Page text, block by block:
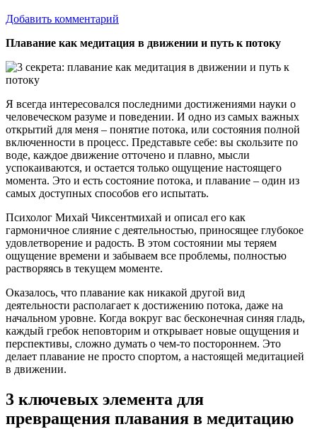
Добавить комментарий
Плавание как медитация в движении и путь к потоку
Я всегда интересовался последними достижениями науки о
человеческом разуме и поведении. И одно из самых важных
открытий для меня – понятие потока, или состояния полной
включенности в процесс. Представьте себе: вы скользите по
воде, каждое движение отточено и плавно, мысли
успокаиваются, и остается только ощущение настоящего
момента. Это и есть состояние потока, и плавание – один из
самых доступных способов его испытать.
Психолог Михай Чиксентмихай и описал его как
гармоничное слияние с деятельностью, приносящее глубокое
удовлетворение и радость. В этом состоянии мы теряем
ощущение времени и забываем все проблемы, полностью
растворяясь в текущем моменте.
Оказалось, что плавание как никакой другой вид
деятельности располагает к достижению потока, даже на
начальном уровне. Когда вокруг вас бесконечная синяя гладь,
каждый гребок неповторим и открывает новые ощущения и
перспективы, сложно думать о чем-то постороннем. Это
делает плавание не просто спортом, а настоящей медитацией
в движении.
3 ключевых элемента для
превращения плавания в медитацию